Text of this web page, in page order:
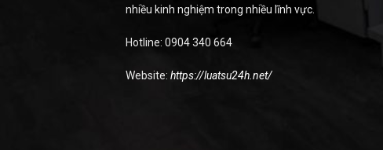
nhiều kinh nghiệm trong nhiều lĩnh vực.
Hotline: 0904 340 664
Website: https://luatsu24h.net/